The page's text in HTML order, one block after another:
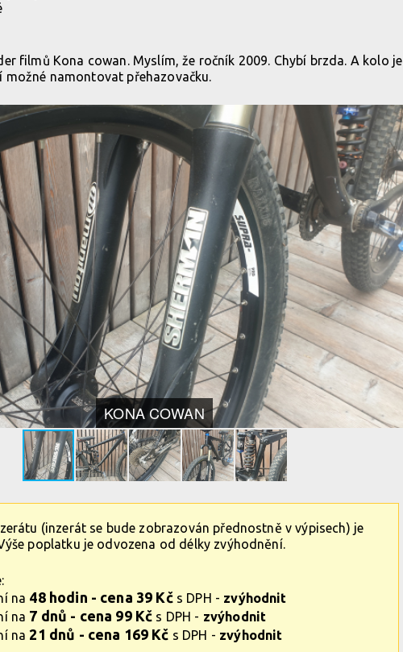
filmů Kona cowan. Myslím, že ročník 2009. Chybí brzda. A kolo je
možné namontovat přehazovačku.
KONA COWAN
(inzerát se bude zobrazován přednostně v výpisech) je
poplatku je odvozena od délky zvýhodnění.
na 48 hodin - cena 39 Kčs DPH - zvýhodnit
na 7 dnů - cena 99 Kč s DPH - zvýhodnit
na21 dnů - cena 169 Kč s DPH - zvýhodnit